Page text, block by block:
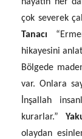
çok severek
Tanacı
hikayesini
Bölgede
var. Onlara
İnşallah
kurarlar.”
olaydan